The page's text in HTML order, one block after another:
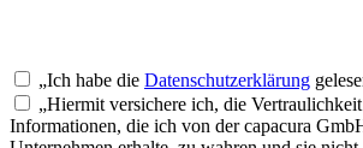
„Ich habe die Datenschutzerklärung
„Hiermit versichere ich, die
Informationen, die ich von der capacura